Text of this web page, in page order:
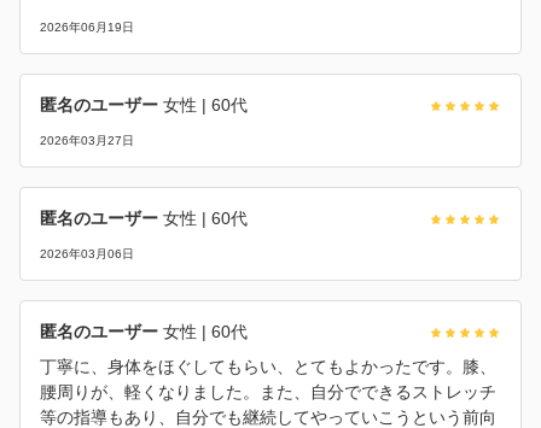
2026年06月19日
匿名のユーザー 女性 | 60代
2026年03月27日
匿名のユーザー 女性 | 60代
2026年03月06日
匿名のユーザー 女性 | 60代
丁寧に、身体をほぐしてもらい、とてもよかったです。膝、
腰周りが、軽くなりました。また、自分でできるストレッチ
等の指導もあり、自分でも継続してやっていこうという前向